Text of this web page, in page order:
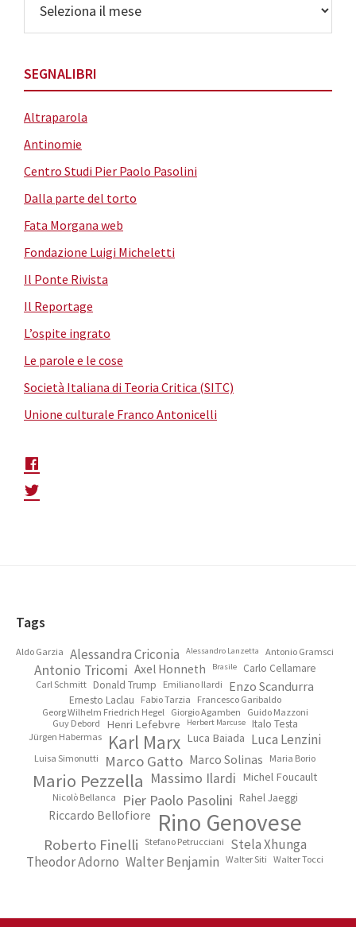
SEGNALIBRI
Altraparola
Antinomie
Centro Studi Pier Paolo Pasolini
Dalla parte del torto
Fata Morgana web
Fondazione Luigi Micheletti
Il Ponte Rivista
Il Reportage
L’ospite ingrato
Le parole e le cose
Società Italiana di Teoria Critica (SITC)
Unione culturale Franco Antonicelli
Footer
Tags
Aldo Garzia Alessandra Criconia Alessandro Lanzetta Antonio Gramsci
Antonio Tricomi Axel Honneth Brasile Carlo Cellamare
Carl Schmitt Donald Trump Emiliano Ilardi Enzo Scandurra
Ernesto Laclau Fabio Tarzia
Francesco Garibaldo
Georg Wilhelm Friedrich Hegel
Giorgio Agamben
Guido Mazzoni
Guy Debord
Henri Lefebvre Herbert Marcuse Italo Testa
Jürgen Habermas Karl Marx Luca Baiada Luca Lenzini
Luisa Simonutti Marco Gatto Marco Solinas Maria Borio
Mario Pezzella Massimo Ilardi Michel Foucault
Nicolò Bellanca Pier Paolo Pasolini Rahel Jaeggi
Riccardo Bellofiore Rino Genovese
Roberto Finelli Stefano Petrucciani
Stela Xhunga
Theodor Adorno Walter Benjamin Walter Siti Walter Tocci